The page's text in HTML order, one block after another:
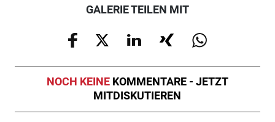
GALERIE TEILEN MIT
NOCH KEINE KOMMENTARE - JETZT
MITDISKUTIEREN